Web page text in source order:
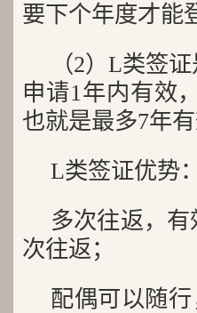
要下个年度才能
（2）L类签
申请1年内有效
也就是最多7年有
L类签证优势：
多次往返，
次往返；
配偶可以随